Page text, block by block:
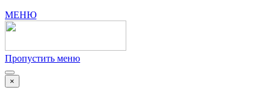
МЕНЮ
Пропустить меню
×